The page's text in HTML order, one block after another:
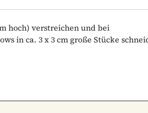
hoch) verstreichen und bei
in ca. 3 x 3 cm große Stücke